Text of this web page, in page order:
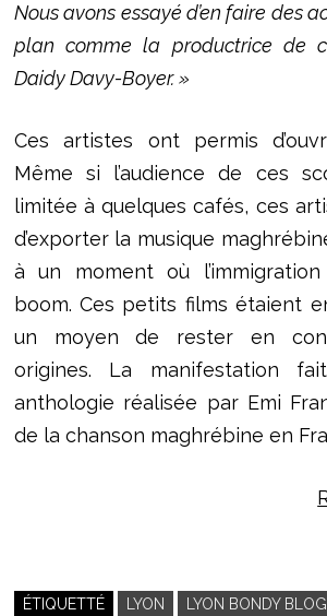
Nous avons essayé d’en faire des
plan comme la productrice de
Daidy Davy-Boyer. »
Ces artistes ont permis
Même si l’audience de ces
limitée à quelques cafés, ces
d’exporter la musique
à un moment où
boom. Ces petits films étaient
un moyen de rester en
origines. La manifestation
anthologie réalisée par Emi
de la chanson maghrébine en
ÉTIQUETTÉ LYON LYON BONDY BLOG